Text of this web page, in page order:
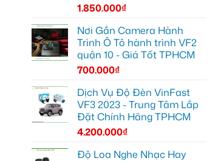
1.850.000₫
Nơi Gắn Camera Hành
Trình Ô Tô hành trình VF2
quận 10 - Giá Tốt TPHCM
700.000₫
Dịch Vụ Độ Đèn VinFast
VF3 2023 - Trung Tâm Lắp
Đặt Chính Hãng TPHCM
4.200.000₫
Độ Loa Nghe Nhạc Hay